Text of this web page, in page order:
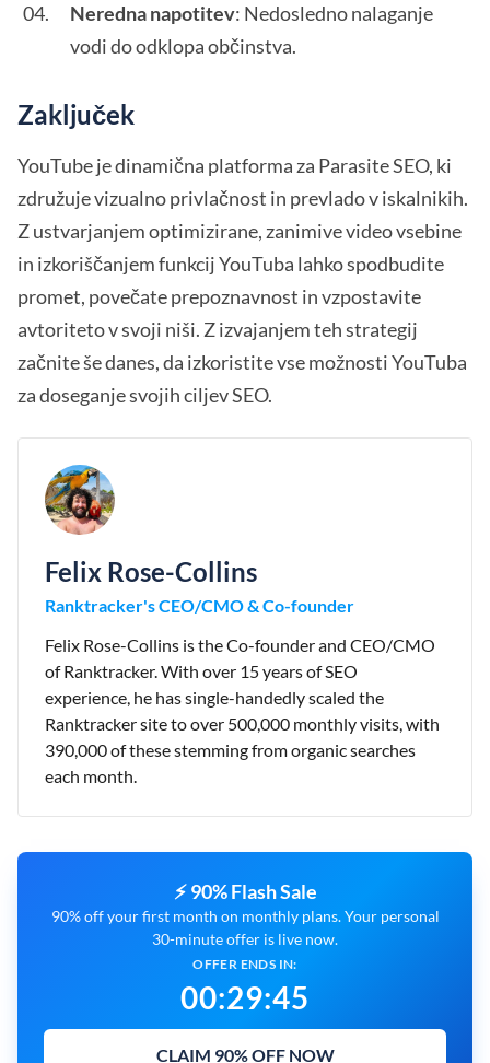
Neredna napotitev: Nedosledno nalaganje
vodi do odklopa občinstva.
Zaključek
YouTube je dinamična platforma za Parasite SEO, ki
združuje vizualno privlačnost in prevlado v iskalnikih.
Z ustvarjanjem optimizirane, zanimive video vsebine
in izkoriščanjem funkcij YouTuba lahko spodbudite
promet, povečate prepoznavnost in vzpostavite
avtoriteto v svoji niši. Z izvajanjem teh strategij
začnite še danes, da izkoristite vse možnosti YouTuba
za doseganje svojih ciljev SEO.
Felix Rose-Collins
Ranktracker's CEO/CMO & Co-founder
Felix Rose-Collins is the Co-founder and CEO/CMO
of Ranktracker. With over 15 years of SEO
experience, he has single-handedly scaled the
Ranktracker site to over 500,000 monthly visits, with
390,000 of these stemming from organic searches
each month.
⚡ 90% Flash Sale
90% off your first month on monthly plans. Your personal
30-minute offer is live now.
OFFER ENDS IN:
00:29:44
CLAIM 90% OFF NOW